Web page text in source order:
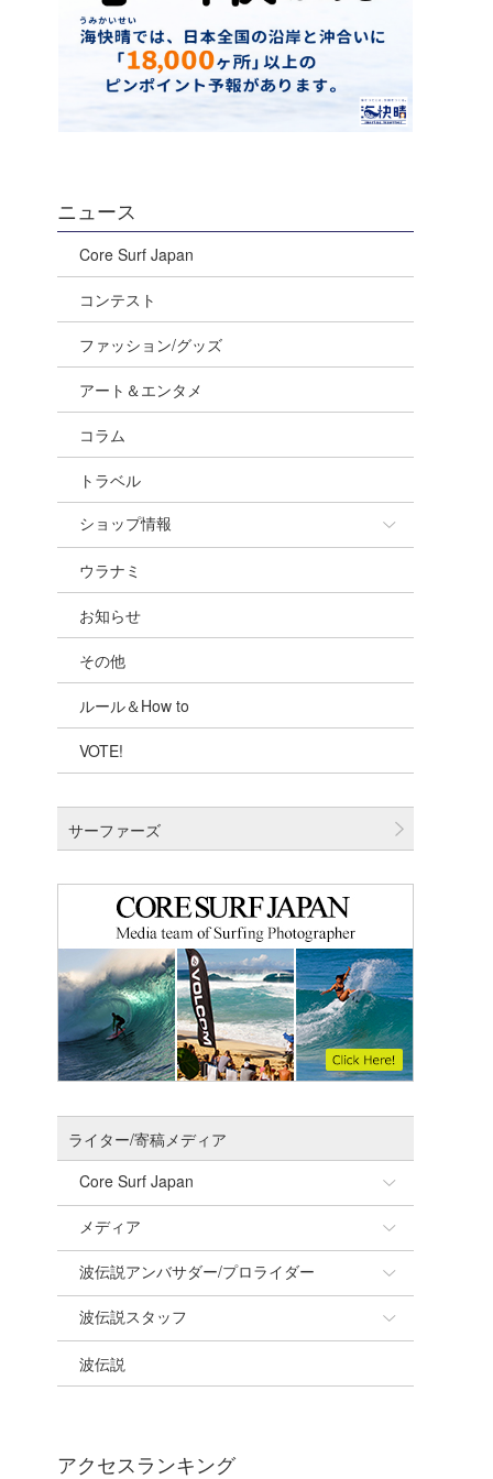
ニュース
Core Surf Japan
コンテスト
ファッション/グッズ
アート＆エンタメ
コラム
トラベル
ショップ情報
ショップ情報
湘南
千葉北
伊豆
千葉南
四国
沖縄
ウラナミ
お知らせ
その他
ルール＆How to
VOTE!
サーファーズ
ライター/寄稿メディア
Core Surf Japan
Naoya Kimoto
mitsuteru Kamio
Yasunari Inoue
Yoshiyuki Obata
DELTA FORCE SURF
メディア
SURFMEDIA
Colors MAGAZINE
WAVAL
波伝説アンバサダー/プロライダー
福島寿実子
中浦“JET”章
進士剛光
波伝説スタッフ
☆加藤
Aichan
波伝説
アクセスランキング